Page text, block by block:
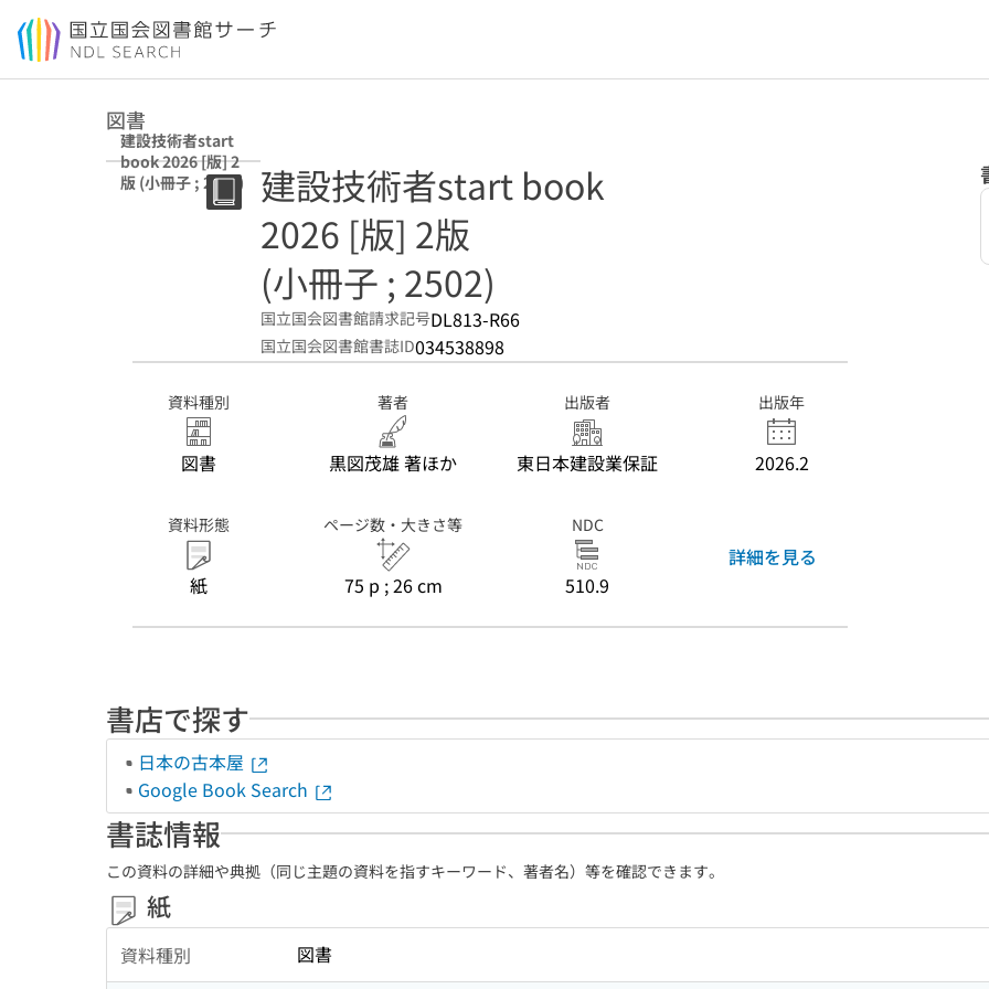
本文へ移動
図書
建設技術者start
book 2026 [版] 2
版 (小冊子 ; 2502)
建設技術者start book
2026 [版] 2版
(小冊子 ; 2502)
国立国会図書館請求記号DL813-R66
国立国会図書館書誌ID034538898
資料種別
図書
著者
黒図茂雄 著ほか
出版者
東日本建設業保証
出版年
2026.2
資料形態
紙
ページ数・大きさ等
75 p ; 26 cm
NDC
510.9
詳細を見る
書店で探す
日本の古本屋
Google Book Search
書誌情報
この資料の詳細や典拠（同じ主題の資料を指すキーワード、著者名）等を確認できます。
紙
資料種別 図書